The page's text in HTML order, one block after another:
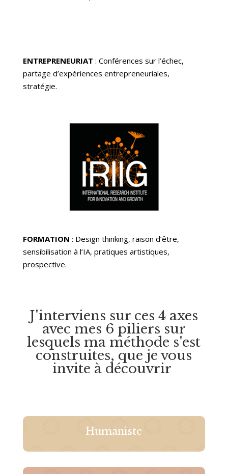
ENTREPRENEURIAT : Conférences sur l’échec,
partage d’expériences entrepreneuriales,
stratégie.
FORMATION : Design thinking, raison d’être,
sensibilisation à l’IA, pratiques artistiques,
prospective.
J'interviens sur ces 4 axes
avec mes 6 piliers sur
lesquels ma méthode s'est
construites, que je vous
invite à découvrir
Humaniste